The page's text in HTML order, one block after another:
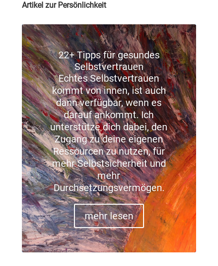
Artikel zur Persönlichkeit
22+ Tipps für gesundes
Selbstvertrauen
Echtes Selbstvertrauen
kommt von innen, ist auch
dann verfügbar, wenn es
darauf ankommt. Ich
unterstütze dich dabei, den
Zugang zu deine eigenen
Ressourcen zu nutzen, für
mehr Selbstsicherheit und
mehr
Durchsetzungsvermögen.
mehr lesen